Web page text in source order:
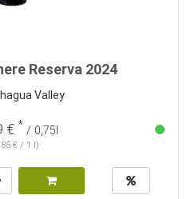
Reserva 2024
Valley
€ * / 0,75l
€ / 1 l)